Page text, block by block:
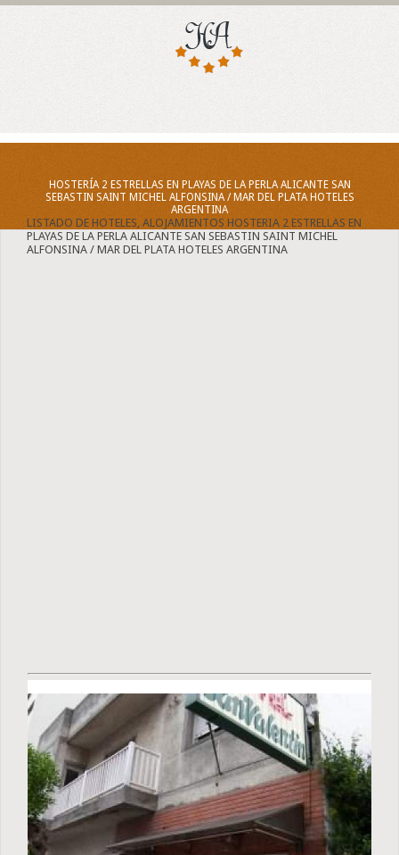
HOSTERÍA 2 ESTRELLAS EN PLAYAS DE LA PERLA ALICANTE SAN
SEBASTIN SAINT MICHEL ALFONSINA / MAR DEL PLATA HOTELES
ARGENTINA
LISTADO DE HOTELES, ALOJAMIENTOS HOSTERIA 2 ESTRELLAS EN
PLAYAS DE LA PERLA ALICANTE SAN SEBASTIN SAINT MICHEL
ALFONSINA / MAR DEL PLATA HOTELES ARGENTINA